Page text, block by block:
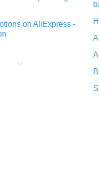
on AliExpress -
- short and